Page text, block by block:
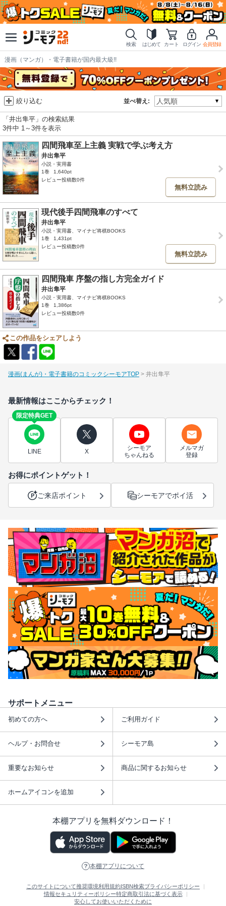
検索 はじめて カート ログイン 会員登録
漫画（マンガ）・電子書籍が国内最大級!!
並べ替え:
絞り込む
「井出隼平」の検索結果
3件中 1～3件を表示
四間飛車至上主義 実戦で学ぶ考え方
井出隼平
小説・実用書
1巻
1,640pt
レビュー投稿数0件
無料立読み
現代後手四間飛車のすべて
井出隼平
小説・実用書、マイナビ将棋BOOKS
1巻
1,431pt
レビュー投稿数0件
無料立読み
四間飛車 序盤の指し方完全ガイド
井出隼平
小説・実用書、マイナビ将棋BOOKS
1巻
1,386pt
レビュー投稿数0件
この作品をシェアしよう
漫画(まんが)・電子書籍のコミックシーモアTOP 井出隼平
最新情報はここからチェック！
限定特典GET
LINE X
シーモア
ちゃんねる
メルマガ
登録
お得にポイントゲット！
ご来店ポイント シーモアでポイ活
サポートメニュー
初めての方へ ご利用ガイド
ヘルプ・お問合せ シーモア島
重要なお知らせ 商品に関するお知らせ
ホームアイコンを追加
本棚アプリを無料ダウンロード！
本棚アプリについて
このサイトについて推奨環境利用規約 ISBN検索プライバシーポリシー
情報セキュリティーポリシー特定商取引法に基づく表示
安心してお使いいただくために